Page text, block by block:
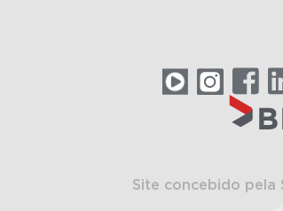
Site concebido pela